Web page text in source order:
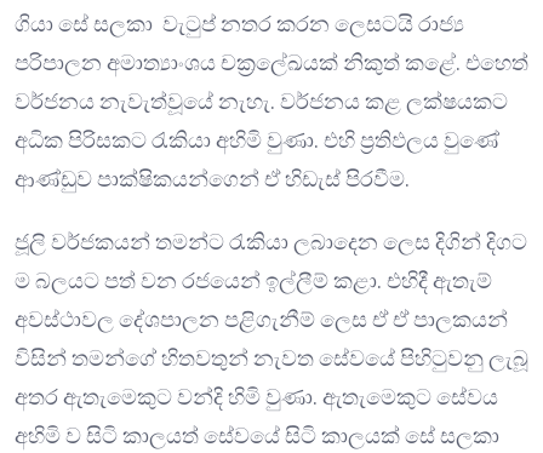
ගියා සේ සලකා වැටුප් නතර කරන ලෙසටයි රාජ්‍ය
පරිපාලන අමාත්‍යාංශය චක්‍රලේඛයක් නිකුත් කළේ. එහෙත්
වර්ජනය නැවැත්වූයේ නැහැ. වර්ජනය කළ ලක්ෂයකට
අධික පිරිසකට රැකියා අහිමි වුණා. එහි ප්‍රතිඵලය වුණේ
ආණ්ඩුව පාක්ෂිකයන්ගෙන් ඒ හිඩැස් පිරවීම.
ජූලි වර්ජකයන් තමන්ට රැකියා ලබාදෙන ලෙස දිගින් දිගට
ම බලයට පත් වන රජයෙන් ඉල්ලීම් කළා. එහිදී ඇතැම්
අවස්ථාවල දේශපාලන පළිගැනීම් ලෙස ඒ ඒ පාලකයන්
විසින් තමන්ගේ හිතවතුන් නැවත සේවයේ පිහිටුවනු ලැබූ
අතර ඇතැමෙකුට වන්දි හිමි වුණා. ඇතැමෙකුට සේවය
අහිමි ව සිටි කාලයත් සේවයේ සිටි කාලයක් සේ සලකා